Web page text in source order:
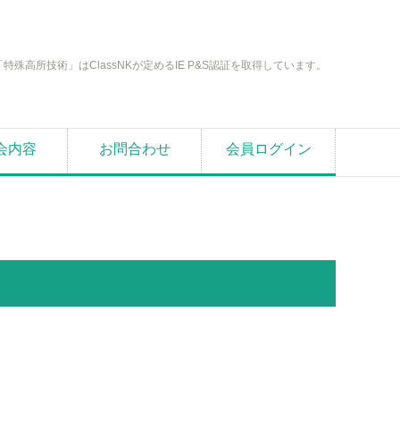
「特殊高所技術」はClassNKが定めるIE P&S認証を取得しています。
内容 お問合わせ 会員ログイン